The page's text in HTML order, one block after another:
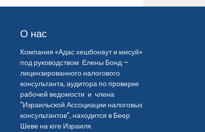
О нас
Компания «Адас хешбонаут и мисуй»
под руководством Елены Бонд —
лицензированного налогового
консультанта, аудитора по проверке
рабочей ведомости и члена
“Израильской Ассоциации налоговых
консультантов”, находится в Беер
Шеве на юге Израиля.